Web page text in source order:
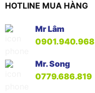
HOTLINE MUA HÀNG
Mr Lâm
0901.940.968
Mr. Song
0779.686.819